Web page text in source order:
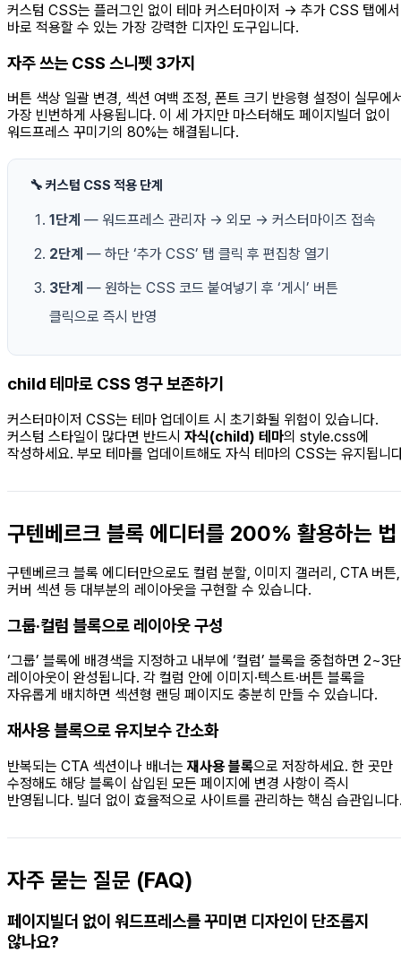
커스텀 CSS는 플러그인 없이 테마 커스터마이저 → 추가 CSS 탭에서
바로 적용할 수 있는 가장 강력한 디자인 도구입니다.
자주 쓰는 CSS 스니펫 3가지
버튼 색상 일괄 변경, 섹션 여백 조정, 폰트 크기 반응형 설정이 실무에
가장 빈번하게 사용됩니다. 이 세 가지만 마스터해도 페이지빌더 없이
워드프레스 꾸미기의 80%는 해결됩니다.
🔧 커스텀 CSS 적용 단계
1단계 — 워드프레스 관리자 → 외모 → 커스터마이즈 접속
2단계 — 하단 ‘추가 CSS’ 탭 클릭 후 편집창 열기
3단계 — 원하는 CSS 코드 붙여넣기 후 ‘게시’ 버튼
클릭으로 즉시 반영
child 테마로 CSS 영구 보존하기
커스터마이저 CSS는 테마 업데이트 시 초기화될 위험이 있습니다.
커스텀 스타일이 많다면 반드시 자식(child) 테마의 style.css에
작성하세요. 부모 테마를 업데이트해도 자식 테마의 CSS는 유지됩니
구텐베르크 블록 에디터를 200% 활용하는 법
구텐베르크 블록 에디터만으로도 컬럼 분할, 이미지 갤러리, CTA 버튼,
커버 섹션 등 대부분의 레이아웃을 구현할 수 있습니다.
그룹·컬럼 블록으로 레이아웃 구성
‘그룹’ 블록에 배경색을 지정하고 내부에 ‘컬럼’ 블록을 중첩하면 2~3단
레이아웃이 완성됩니다. 각 컬럼 안에 이미지·텍스트·버튼 블록을
자유롭게 배치하면 섹션형 랜딩 페이지도 충분히 만들 수 있습니다.
재사용 블록으로 유지보수 간소화
반복되는 CTA 섹션이나 배너는 재사용 블록으로 저장하세요. 한 곳만
수정해도 해당 블록이 삽입된 모든 페이지에 변경 사항이 즉시
반영됩니다. 빌더 없이 효율적으로 사이트를 관리하는 핵심 습관입니
자주 묻는 질문 (FAQ)
페이지빌더 없이 워드프레스를 꾸미면 디자인이 단조롭지
않나요?